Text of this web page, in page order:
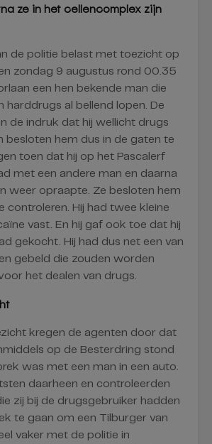
ze in het cellencomplex zijn
de politie belast met toezicht op
zondag 9 augustus rond 00.35
een hen bekende man die
harddrugs al bellend lopen. De
de indruk dat hij wellicht drugs
besloten hem dus in de gaten te
toen dat hij op het Pascalerf
met een andere man en daarna
weer opraapte. Ze besloten hem
controleren. Hij had twee kleine
vast. En hij gaf ook toe dat hij
gekocht. Hij had dus net een van
gebeld die zouden worden
het dealen van drugs.
kregen de agenten door dat
op de Besterdring stond
was met een man in een auto.
daarheen en controleerden
zij bij de drugsgebruiker hadden
te gaan om een Tilburger van
vaker met de politie in